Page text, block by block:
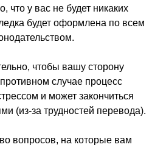
что у вас не будет никаких
будет оформлена по всем
чтобы вашу сторону
случае процесс
и может закончиться
(из-за трудностей перевода).
вопросов, на которые вам